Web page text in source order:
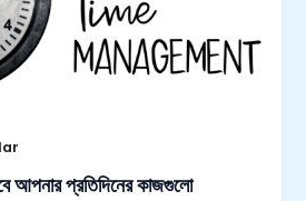
আপনার প্রতিদিনের কাজগুলো